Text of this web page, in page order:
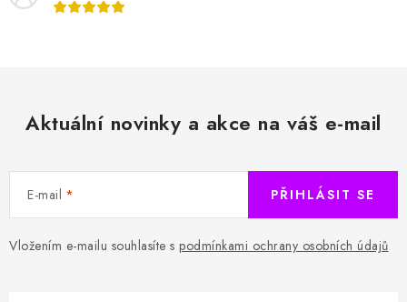
Aktuální novinky a akce na váš e-mail
E-mail
Vložením e-mailu souhlasíte s podmínkami ochrany osobních údajů
PŘIHLÁSIT SE